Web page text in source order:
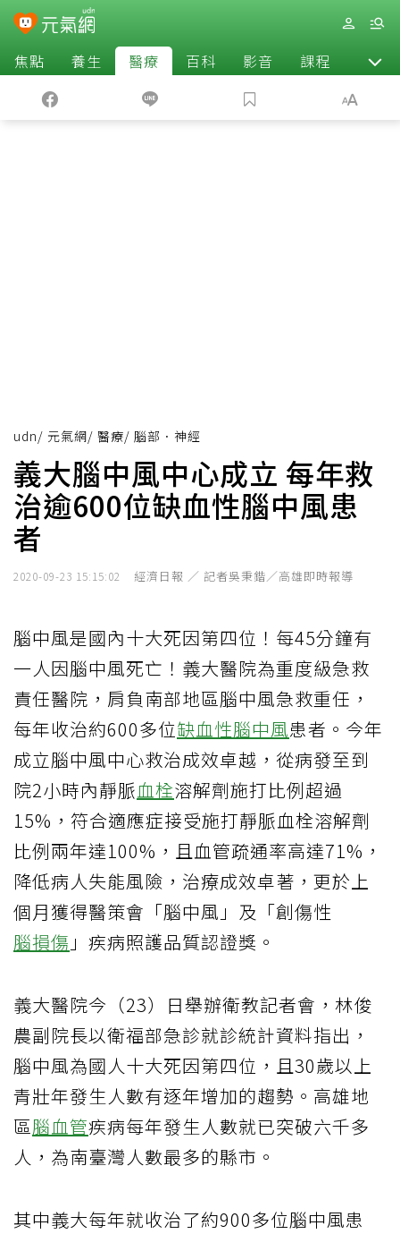
焦點 養生 醫療 百科 影音 課程 退休
udn/ 元氣網/ 醫療/ 腦部．神經
義大腦中風中心成立 每年救
治逾600位缺血性腦中風患
者
2020-09-23 15:15:02 經濟日報 ／ 記者吳秉鍇／高雄即時報導
腦中風是國內十大死因第四位！每45分鐘有
一人因腦中風死亡！義大醫院為重度級急救
責任醫院，肩負南部地區腦中風急救重任，
每年收治約600多位缺血性腦中風患者。今年
成立腦中風中心救治成效卓越，從病發至到
院2小時內靜脈血栓溶解劑施打比例超過
15%，符合適應症接受施打靜脈血栓溶解劑
比例兩年達100%，且血管疏通率高達71%，
降低病人失能風險，治療成效卓著，更於上
個月獲得醫策會「腦中風」及「創傷性
腦損傷 」疾病照護品質認證獎。
義大醫院今（23）日舉辦衛教記者會，林俊
農副院長以衛福部急診就診統計資料指出，
腦中風為國人十大死因第四位，且30歲以上
青壯年發生人數有逐年增加的趨勢。高雄地
區腦血管疾病每年發生人數就已突破六千多
人，為南臺灣人數最多的縣市。
其中義大每年就收治了約900多位腦中風患